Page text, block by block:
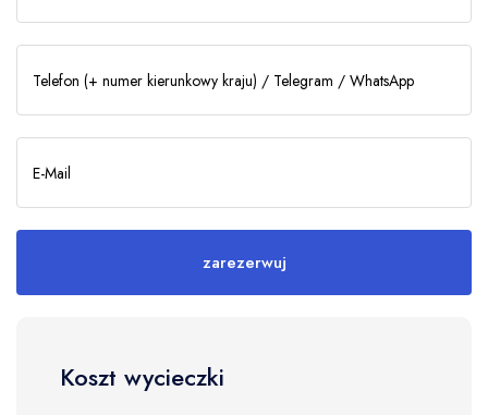
Dorosły
0 - 17 лет
1
Telefon (+ numer kierunkowy kraju) / Telegram / WhatsApp
E-Mail
zarezerwuj
Koszt wycieczki